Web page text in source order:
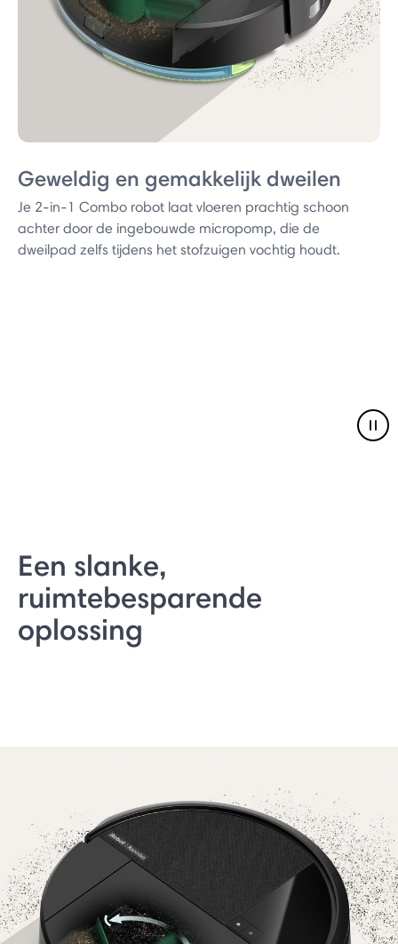
Geweldig en gemakkelijk dweilen
Je 2-in-1 Combo robot laat vloeren prachtig schoon
achter door de ingebouwde micropomp, die de
dweilpad zelfs tijdens het stofzuigen vochtig houdt.
Een slanke,
ruimtebesparende
oplossing